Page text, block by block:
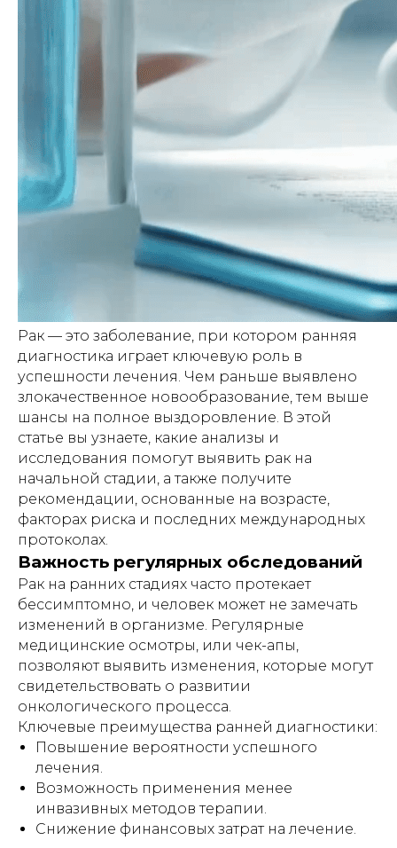
Рак — это заболевание, при котором ранняя
диагностика играет ключевую роль в
успешности лечения. Чем раньше выявлено
злокачественное новообразование, тем выше
шансы на полное выздоровление. В этой
статье вы узнаете, какие анализы и
исследования помогут выявить рак на
начальной стадии, а также получите
рекомендации, основанные на возрасте,
факторах риска и последних международных
протоколах.
Важность регулярных обследований
Рак на ранних стадиях часто протекает
бессимптомно, и человек может не замечать
изменений в организме. Регулярные
медицинские осмотры, или чек-апы,
позволяют выявить изменения, которые могут
свидетельствовать о развитии
онкологического процесса.
Ключевые преимущества ранней диагностики:
Повышение вероятности успешного
лечения.
Возможность применения менее
инвазивных методов терапии.
Снижение финансовых затрат на лечение.